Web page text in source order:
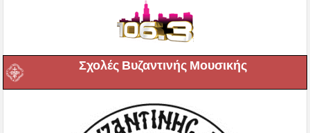
Σχολές Βυζαντινής Μουσικής